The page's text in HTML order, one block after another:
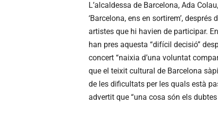
L’alcaldessa de Barcelona, Ada
‘Barcelona, ens en sortirem’,
artistes que hi havien de participar.
han pres aquesta “difícil decisió”
concert “naixia d’una voluntat
que el teixit cultural de Barcelona
de les dificultats per les quals està
advertit que “una cosa són els